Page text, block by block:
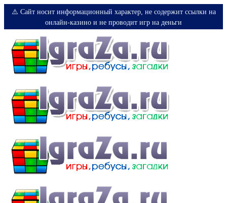
⚠️ Сайт носит информационный характер, не содержит ссылки на
онлайн-казино и не проводит игр на деньги